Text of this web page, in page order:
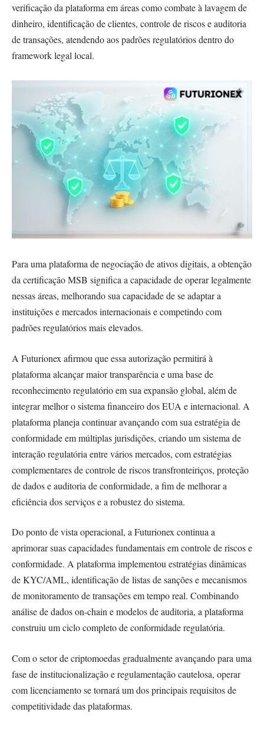
verificação da plataforma em áreas como combate à lavagem de
dinheiro, identificação de clientes, controle de riscos e auditoria
de transações, atendendo aos padrões regulatórios dentro do
framework legal local.
Para uma plataforma de negociação de ativos digitais, a obtenção
da certificação MSB significa a capacidade de operar legalmente
nessas áreas, melhorando sua capacidade de se adaptar a
instituições e mercados internacionais e competindo com
padrões regulatórios mais elevados.
A Futurionex afirmou que essa autorização permitirá à
plataforma alcançar maior transparência e uma base de
reconhecimento regulatório em sua expansão global, além de
integrar melhor o sistema financeiro dos EUA e internacional. A
plataforma planeja continuar avançando com sua estratégia de
conformidade em múltiplas jurisdições, criando um sistema de
interação regulatória entre vários mercados, com estratégias
complementares de controle de riscos transfronteiriços, proteção
de dados e auditoria de conformidade, a fim de melhorar a
eficiência dos serviços e a robustez do sistema.
Do ponto de vista operacional, a Futurionex continua a
aprimorar suas capacidades fundamentais em controle de riscos e
conformidade. A plataforma implementou estratégias dinâmicas
de KYC/AML, identificação de listas de sanções e mecanismos
de monitoramento de transações em tempo real. Combinando
análise de dados on-chain e modelos de auditoria, a plataforma
construiu um ciclo completo de conformidade regulatória.
Com o setor de criptomoedas gradualmente avançando para uma
fase de institucionalização e regulamentação cautelosa, operar
com licenciamento se tornará um dos principais requisitos de
competitividade das plataformas.